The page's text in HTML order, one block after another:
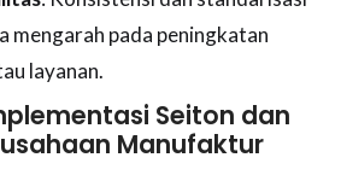
mengarah pada peningkatan
layanan.
Seiton dan
Manufaktur